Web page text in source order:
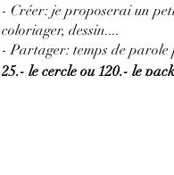
- Créer: je proposerai un
coloriager, dessin....
- Partager: temps de parole
25.- le cercle ou 120.- le